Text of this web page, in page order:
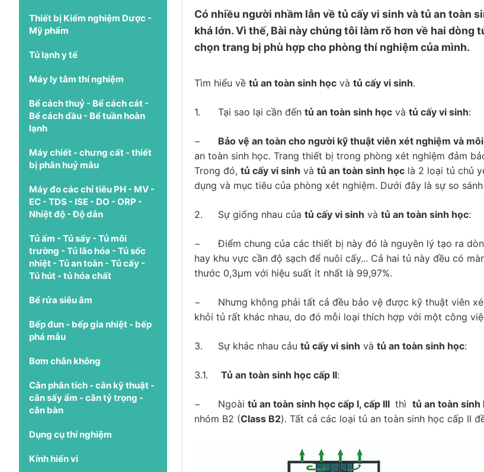
Thiết bị Kiểm nghiệm Dược -
Mỹ phẩm
Tủ lạnh y tế
Máy ly tâm thí nghiệm
Bể cách thuỷ - Bể cách cát -
Bể cách dầu - Bể tuần hoàn
lạnh
Máy chiết - chưng cất - thiết
bị phân huỷ mẫu
Máy đo các chỉ tiêu PH - MV -
EC - TDS - ISE - DO - ORP -
Nhiệt độ - Độ dẫn
Tủ ấm - Tủ sấy - Tủ môi
trường - Tủ lão hóa - Tủ sốc
nhiệt - Tủ an toàn - Tủ cấy -
Tủ hút - tủ hóa chất
Bể rửa siêu âm
Bếp đun - bếp gia nhiệt - bếp
phá mẫu
Bơm chân không
Cân phân tích - cân kỹ thuật -
cân sấy ẩm - cân tỷ trọng -
cân bàn
Dụng cụ thí nghiệm
Kính hiển vi
Có nhiều người nhầm lẫn về tủ cấy vi sinh và tủ an toàn
khá lớn. Vì thế, Bài này chúng tôi làm rõ hơn về hai
chọn trang bị phù hợp cho phòng thí nghiệm của mình.
Tìm hiểu về tủ an toàn sinh học và tủ cấy vi sinh.
1. Tại sao lại cần đến tủ an toàn sinh học và tủ cấy vi sinh:
− Bảo vệ an toàn cho người kỹ thuật viên xét nghiệm và
an toàn sinh học. Trang thiết bị trong phòng xét nghiệm đảm
Trong đó, tủ cấy vi sinh và tủ an toàn sinh học là 2 loại tủ chủ
dụng và mục tiêu của phòng xét nghiệm. Dưới đây là sự so
2. Sự giống nhau của tủ cấy vi sinh và tủ an toàn sinh học:
−
Điểm chung của các thiết bị này đó là nguyên lý tạo ra
hay khu vực cần độ sạch để nuôi cấy... Cả hai tủ này đều có
thước 0,3µm với hiệu suất ít nhất là 99,97%.
−
Nhưng không phải tất cả đều bảo vệ được kỹ thuật viên
khỏi tủ rất khác nhau, do đó mỗi loại thích hợp với một công
3. Sự khác nhau cảu tủ cấy vi sinh và tủ an toàn sinh học:
3.1. Tủ an toàn sinh học cấp II:
− Ngoài tủ an toàn sinh học cấp I, cấp III thì tủ an toàn sinh
nhóm B2 (Class B2). Tất cả các loại tủ an toàn sinh học cấp II